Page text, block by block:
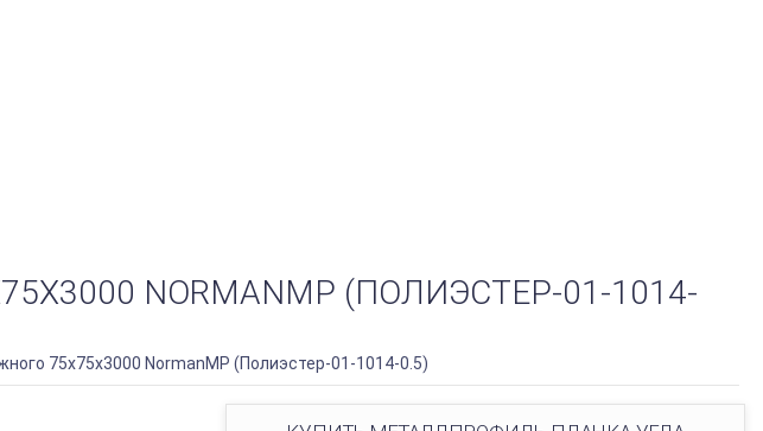
NORMANMP (ПОЛИЭСТЕР-01-1014-
75х75х3000 NormanMP (Полиэстер-01-1014-0.5)